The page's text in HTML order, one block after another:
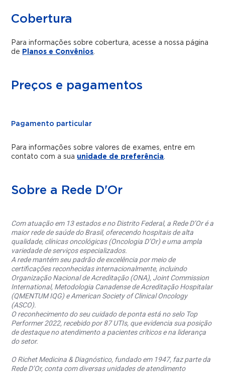
Cobertura
Para informações sobre cobertura, acesse a nossa página
de Planos e Convênios.
Preços e pagamentos
Pagamento particular
Para informações sobre valores de exames, entre em
contato com a sua unidade de preferência.
Sobre a Rede D'Or
Com atuação em 13 estados e no Distrito Federal, a Rede D’Or é a
maior rede de saúde do Brasil, oferecendo hospitais de alta
qualidade, clínicas oncológicas (Oncologia D’Or) e uma ampla
variedade de serviços especializados.
A rede mantém seu padrão de excelência por meio de
certificações reconhecidas internacionalmente, incluindo
Organização Nacional de Acreditação (ONA), Joint Commission
International, Metodologia Canadense de Acreditação Hospitalar
(QMENTUM IQG) e American Society of Clinical Oncology
(ASCO).
O reconhecimento do seu cuidado de ponta está no selo Top
Performer 2022, recebido por 87 UTIs, que evidencia sua posição
de destaque no atendimento a pacientes críticos e na liderança
do setor.
O Richet Medicina & Diagnóstico, fundado em 1947, faz parte da
Rede D’Or, conta com diversas unidades de atendimento